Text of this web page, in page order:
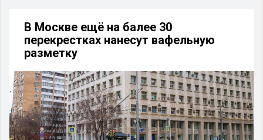
В Москве ещё на балее 30
перекрестках нанесут вафельную
разметку